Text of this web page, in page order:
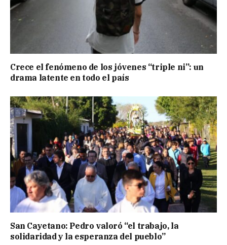
Crece el fenómeno de los jóvenes “triple ni”: un
drama latente en todo el país
San Cayetano: Pedro valoró “el trabajo, la
solidaridad y la esperanza del pueblo”